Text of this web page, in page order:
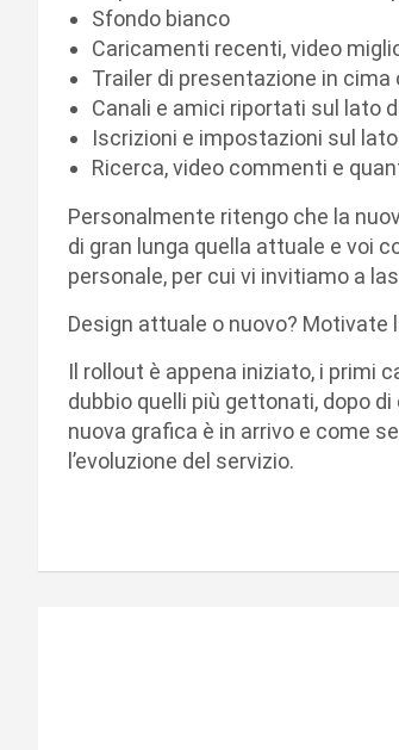
Sfondo bianco
Caricamenti recenti, video
Trailer di presentazione in
Canali e amici riportati sul lato
Iscrizioni e impostazioni sul
Ricerca, video commenti e
Personalmente ritengo che la
di gran lunga quella attuale e voi
personale, per cui vi invitiamo a
Design attuale o nuovo? Motivate
Il rollout è appena iniziato, i primi
dubbio quelli più gettonati, dopo
nuova grafica è in arrivo e come
l’evoluzione del servizio.